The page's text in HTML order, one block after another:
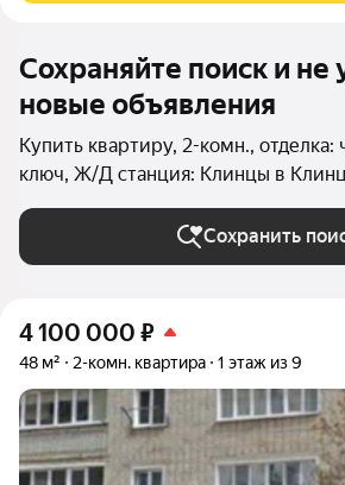
Сохраняйте поиск и не
новые объявления
Купить квартиру, 2-комн., отделка:
ключ, Ж/Д станция: Клинцы в
(городской округ))
Сохранить
4 100 000 ₽
48 м² 2-комн. квартира 1 этаж из 9